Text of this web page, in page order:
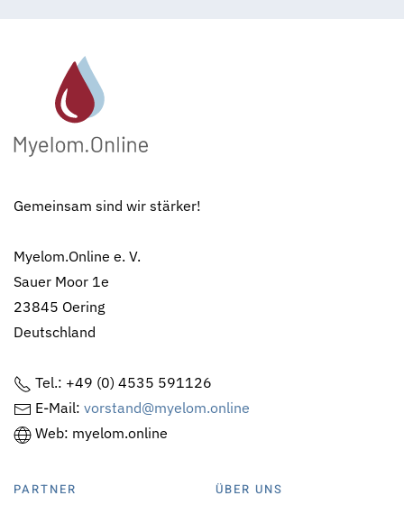
Gemeinsam sind wir stärker!
Myelom.Online e. V.
Sauer Moor 1e
23845 Oering
Deutschland
Tel.: +49 (0) 4535 591126
E-Mail: vorstand@myelom.online
Web: myelom.online
PARTNER ÜBER UNS